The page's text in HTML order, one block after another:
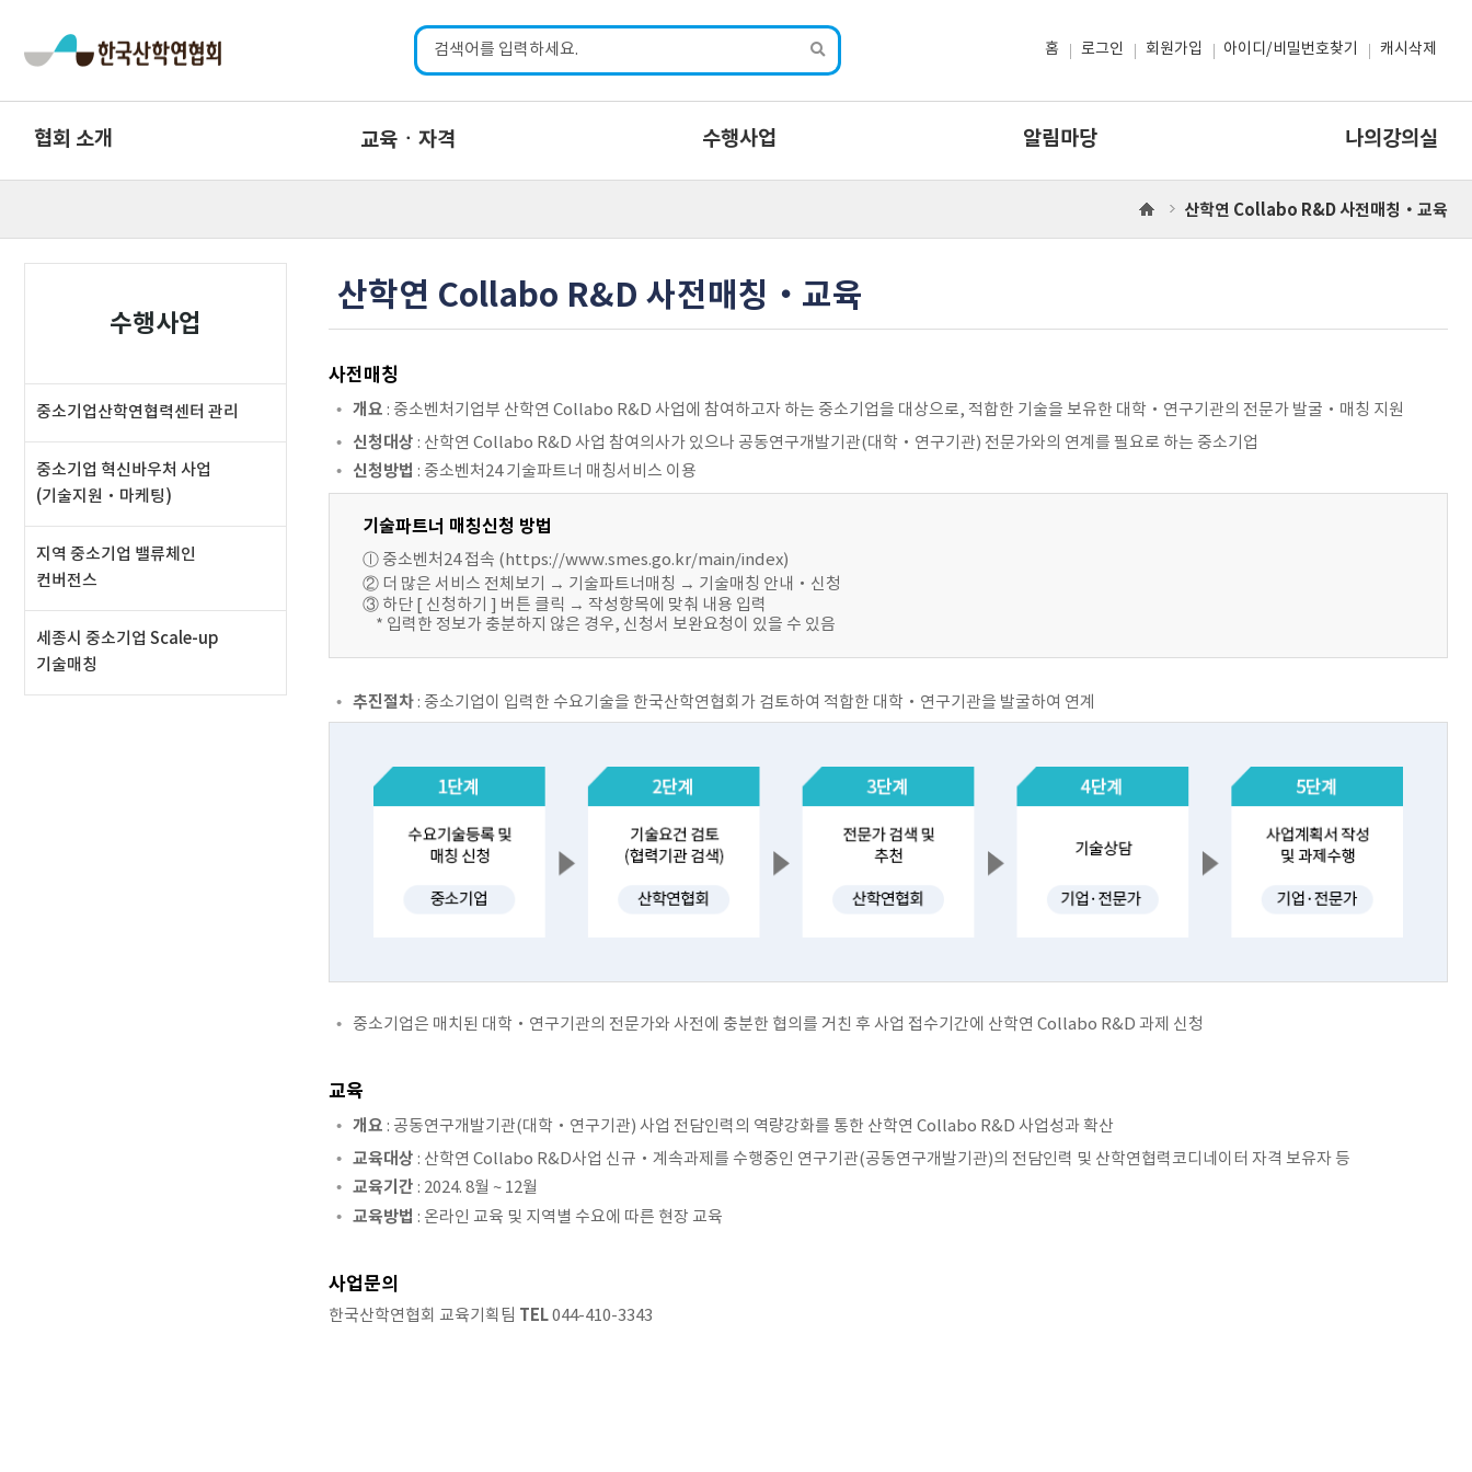
홈 로그인 회원가입 아이디/비밀번호찾기 캐시삭제
협회 소개 교육ㆍ자격 수행사업 알림마당 나의강의실
수행사업
중소기업산학연협력센터 관리
중소기업 혁신바우처 사업
(기술지원‧마케팅)
지역 중소기업 밸류체인
컨버전스
세종시 중소기업 Scale-up
기술매칭
홈
산학연 Collabo R&D 사전매칭‧교육
산학연 Collabo R&D 사전매칭‧교육
사전매칭
개요 : 중소벤처기업부 산학연 Collabo R&D 사업에 참여하고자 하는 중소기업을 대상으로, 적합한 기술을 보유한 대학‧연구기관의 전문가 발굴‧매칭 지원
신청대상 : 산학연 Collabo R&D 사업 참여의사가 있으나 공동연구개발기관(대학‧연구기관) 전문가와의 연계를 필요로 하는 중소기업
신청방법 : 중소벤처24 기술파트너 매칭서비스 이용
기술파트너 매칭신청 방법
ⓛ 중소벤처24 접속 (https://www.smes.go.kr/main/index)
② 더 많은 서비스 전체보기 → 기술파트너매칭 → 기술매칭 안내‧신청
③ 하단 [ 신청하기 ] 버튼 클릭 → 작성항목에 맞춰 내용 입력
* 입력한 정보가 충분하지 않은 경우, 신청서 보완요청이 있을 수 있음
추진절차 : 중소기업이 입력한 수요기술을 한국산학연협회가 검토하여 적합한 대학‧연구기관을 발굴하여 연계
중소기업은 매치된 대학‧연구기관의 전문가와 사전에 충분한 협의를 거친 후 사업 접수기간에 산학연 Collabo R&D 과제 신청
교육
개요 : 공동연구개발기관(대학‧연구기관) 사업 전담인력의 역량강화를 통한 산학연 Collabo R&D 사업성과 확산
교육대상 : 산학연 Collabo R&D사업 신규‧계속과제를 수행중인 연구기관(공동연구개발기관)의 전담인력 및 산학연협력코디네이터 자격 보유자 등
교육기간 : 2024. 8월 ~ 12월
교육방법 : 온라인 교육 및 지역별 수요에 따른 현장 교육
사업문의
한국산학연협회 교육기획팀 TEL044-410-3343